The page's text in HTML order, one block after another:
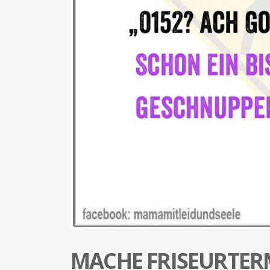
MACHE